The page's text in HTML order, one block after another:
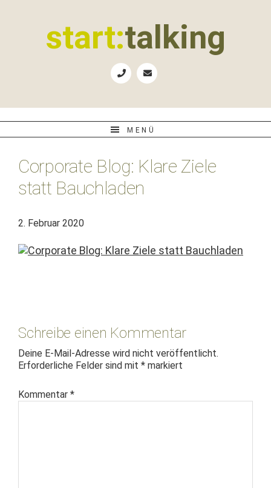
start:talking
B2B-
Unternehmen,
Social
Manager
PR-
MENÜ
Corporate Blog: Klare Ziele
statt Bauchladen
2. Februar 2020
Interaktionen
Schreibe einen Kommentar
Deine E-Mail-Adresse wird nicht veröffentlicht.
Erforderliche Felder sind mit * markiert
Kommentar *